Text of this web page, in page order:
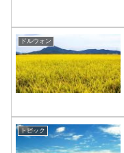
ドルウォン
トピック